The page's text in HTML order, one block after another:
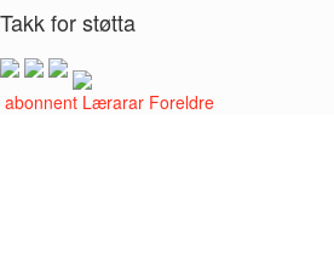
Takk for støtta
abonnent Lærarar Foreldre